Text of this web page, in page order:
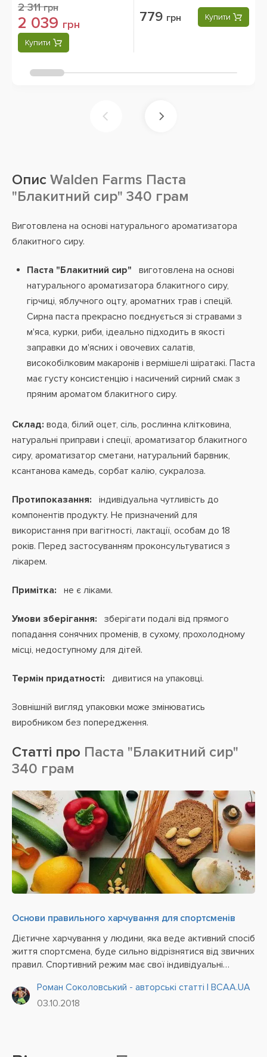
2 311грн
2 039 грн
Купити
779 грн Купити
Опис Walden Farms Паста
"Блакитний сир" 340 грам
Виготовлена ​​на основі натурального ароматизатора
блакитного сиру.
Паста "Блакитний сир"
виготовлена ​​на основі
натурального ароматизатора блакитного сиру,
гірчиці, яблучного оцту, ароматних трав і спецій.
Сирна паста прекрасно поєднується зі стравами з
м'яса, курки, риби, ідеально підходить в якості
заправки до м'ясних і овочевих салатів,
високобілковим макаронів і вермішелі шіратакі. Паста
має густу консистенцію і насичений сирний смак з
пряним ароматом блакитного сиру.
Склад: вода, білий оцет, сіль, рослинна клітковина,
натуральні приправи і спеції, ароматизатор блакитного
сиру, ароматизатор сметани, натуральний барвник,
ксантанова камедь, сорбат калію, сукралоза.
Протипоказання: індивідуальна чутливість до
компонентів продукту. Не призначений для
використання при вагітності, лактації, особам до 18
років. Перед застосуванням проконсультуватися з
лікарем.
Примітка: не є ліками.
Умови зберігання:
зберігати подалі від прямого
попадання сонячних променів, в сухому, прохолодному
місці, недоступному для дітей.
Термін придатності: дивитися на упаковці.
Зовнішній вигляд упаковки може змінюватись
виробником без попередження.
Статті про Паста "Блакитний сир"
340 грам
Основи правильного харчування для спортсменів
Дієтичне харчування у людини, яка веде активний спосіб
життя спортсмена, буде сильно відрізнятися від звичних
правил. Спортивний режим має свої індивідуальні
навантажень і високої напруги в процесі занять.
Правильне,...
Роман Соколовський - авторські статті | BCAA.UA
03.10.2018